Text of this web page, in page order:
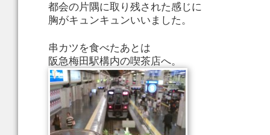
都会の片隅に取り残された感じに
胸がキュンキュンいいました。
串カツを食べたあとは
阪急梅田駅構内の喫茶店へ。